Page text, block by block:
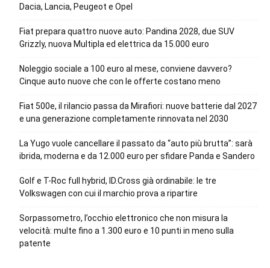
Dacia, Lancia, Peugeot e Opel
Fiat prepara quattro nuove auto: Pandina 2028, due SUV
Grizzly, nuova Multipla ed elettrica da 15.000 euro
Noleggio sociale a 100 euro al mese, conviene davvero?
Cinque auto nuove che con le offerte costano meno
Fiat 500e, il rilancio passa da Mirafiori: nuove batterie dal 2027
e una generazione completamente rinnovata nel 2030
La Yugo vuole cancellare il passato da “auto più brutta”: sarà
ibrida, moderna e da 12.000 euro per sfidare Panda e Sandero
Golf e T-Roc full hybrid, ID.Cross già ordinabile: le tre
Volkswagen con cui il marchio prova a ripartire
Sorpassometro, l’occhio elettronico che non misura la
velocità: multe fino a 1.300 euro e 10 punti in meno sulla
patente